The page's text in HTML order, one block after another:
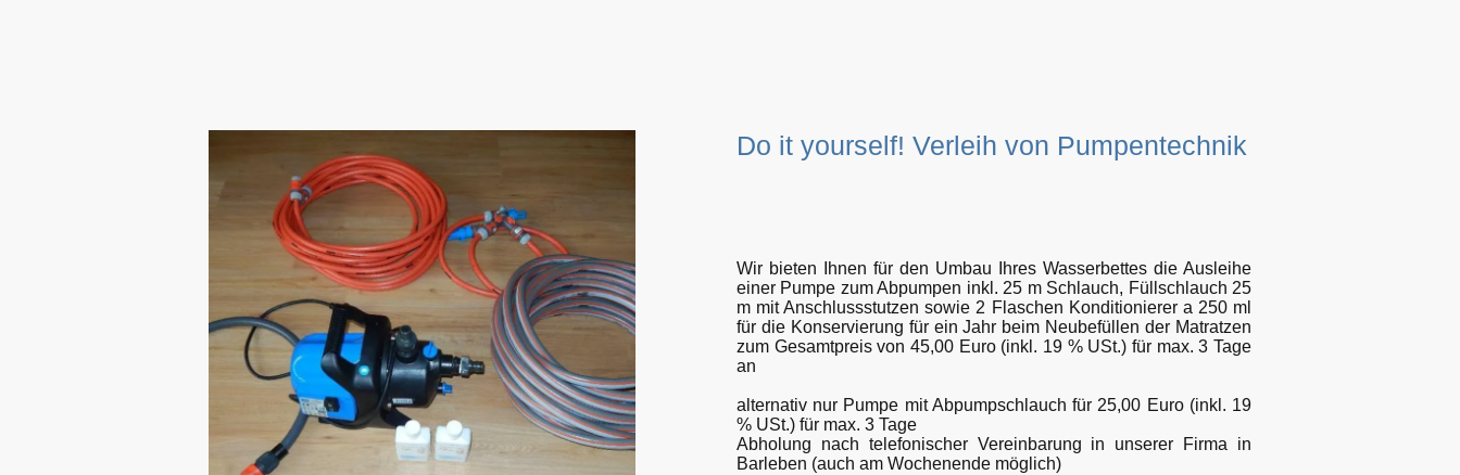
Do it yourself! Verleih von Pumpentechnik
Wir bieten Ihnen für den Umbau Ihres Wasserbettes die Ausleihe
einer Pumpe zum Abpumpen inkl. 25 m Schlauch, Füllschlauch 25
m mit Anschlussstutzen sowie 2 Flaschen Konditionierer a 250 ml
für die Konservierung für ein Jahr beim Neubefüllen der Matratzen
zum Gesamtpreis von 45,00 Euro (inkl. 19 % USt.) für max. 3 Tage
an
alternativ nur Pumpe mit Abpumpschlauch für 25,00 Euro (inkl. 19
% USt.) für max. 3 Tage
Abholung nach telefonischer Vereinbarung in unserer Firma in
Barleben (auch am Wochenende möglich)